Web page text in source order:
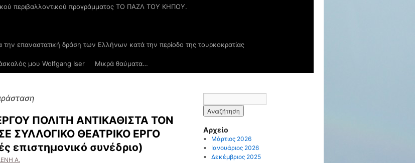
περιβαλλοντικού προγράμματος ΤΟ ΠΑΖΛ ΤΟΥ ΚΗΠΟΥ.
την επαναστατική δράση των Ελλήνων κατά την περίοδο της τουρκοκρατίας
μου Wolfgang Iser Μικρά θαύματα…
ΠΟΛΙΤΗ ΑΝΤΙΚΑΘΙΣΤΑ ΤΟΝ
ΣΥΛΛΟΓΙΚΟ ΘΕΑΤΡΙΚΟ ΕΡΓΟ
επιστημονικό συνέδριο)
A.
Αρχείο
Μάρτιος 2026
Ιανουάριος 2026
Δεκέμβριος 2025